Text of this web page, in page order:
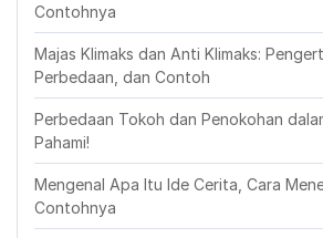
Contohnya
Majas Klimaks dan Anti Klimaks:
Perbedaan, dan Contoh
Perbedaan Tokoh dan Penokohan
Pahami!
Mengenal Apa Itu Ide Cerita, Cara
Contohnya